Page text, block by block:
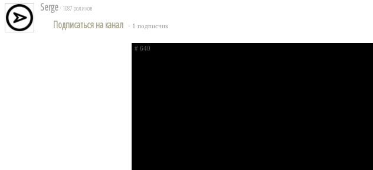
Serge · 1087 роликов
Подписаться на канал · 1 подписчик
# 640